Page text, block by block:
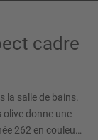
cadre
la salle de bains.
donne une
262 en couleur